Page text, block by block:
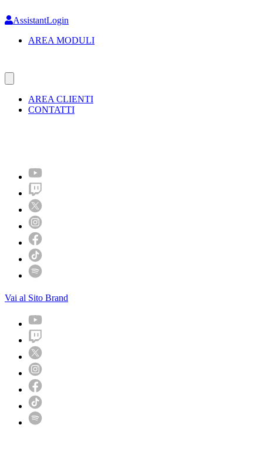
to
content
AssistantLogin
AREA MODULI
AREA CLIENTI
CONTATTI
Vai al Sito Brand